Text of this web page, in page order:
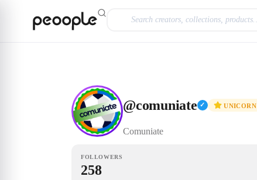
@comuniate ✓ UNICORN
Comuniate
FOLLOWERS
258